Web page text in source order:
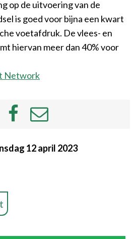
op de uitvoering van de
is goed voor bijna een kwart
voetafdruk. De vlees- en
hiervan meer dan 40% voor
Network
12 april 2023